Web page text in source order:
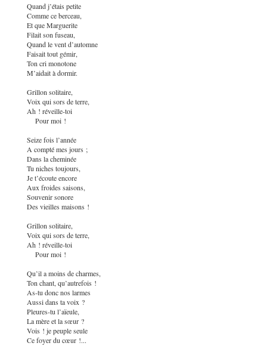
Quand j’étais petite
Comme ce berceau,
Et que Marguerite
Filait son fuseau,
Quand le vent d’automne
Faisait tout gémir,
Ton cri monotone
M’aidait à dormir.
Grillon solitaire,
Voix qui sors de terre,
Ah ! réveille-toi
Pour moi !
Seize fois l’année
A compté mes jours ;
Dans la cheminée
Tu niches toujours,
Je t’écoute encore
Aux froides saisons,
Souvenir sonore
Des vieilles maisons !
Grillon solitaire,
Voix qui sors de terre,
Ah ! réveille-toi
Pour moi !
Qu’il a moins de charmes,
Ton chant, qu’autrefois !
As-tu donc nos larmes
Aussi dans ta voix ?
Pleures-tu l’aïeule,
La mère et la sœur ?
Vois ! je peuple seule
Ce foyer du cœur !...